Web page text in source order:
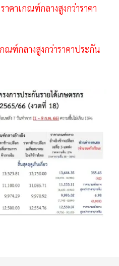
ราคาเกณฑ์กลางสูงกว่าราคา
ณฑ์กลางสูงกว่าราคาประกัน